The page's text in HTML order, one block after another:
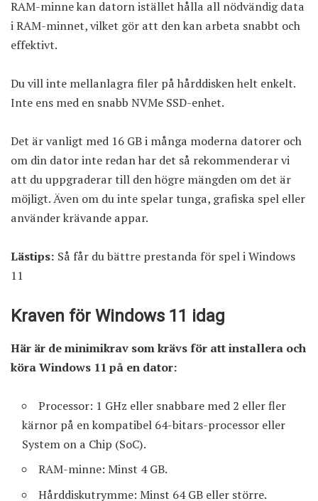
RAM-minne kan datorn istället hålla all nödvändig data
i RAM-minnet, vilket gör att den kan arbeta snabbt och
effektivt.
Du vill inte mellanlagra filer på hårddisken helt enkelt.
Inte ens med en snabb NVMe SSD-enhet.
Det är vanligt med 16 GB i många moderna datorer och
om din dator inte redan har det så rekommenderar vi
att du uppgraderar till den högre mängden om det är
möjligt. Även om du inte spelar tunga, grafiska spel eller
använder krävande appar.
Lästips: Så får du bättre prestanda för spel i Windows
11
Kraven för Windows 11 idag
Här är de minimikrav som krävs för att installera och
köra Windows 11 på en dator:
Processor: 1 GHz eller snabbare med 2 eller fler
kärnor på en kompatibel 64-bitars-processor eller
System on a Chip (SoC).
RAM-minne: Minst 4 GB.
Hårddiskutrymme: Minst 64 GB eller större.